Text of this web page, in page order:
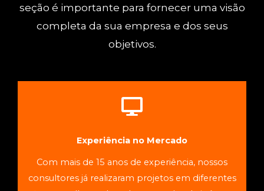
seção é importante para fornecer uma visão
completa da sua empresa e dos seus
objetivos.
Experiência no Mercado
Com mais de 15 anos de experiência, nossos
consultores já realizaram projetos em diferentes
Conheça a Líder Jr.
Consultoria Empresarial especializada em